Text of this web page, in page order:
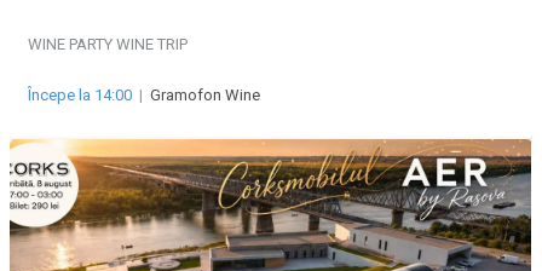
WINE PARTY WINE TRIP
Începe la 14:00 | Gramofon Wine